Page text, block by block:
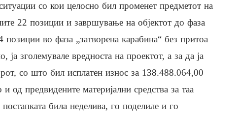
со кои целосно бил променет предметот на
22 позиции и завршување на објектот до фаза
во фаза „затворена карабина“ без притоа
зголемувале вредноста на проектот, а за да ја
со што бил исплатен износ за 138.488.064,00
од предвидените материјални средства за таа
била неделива, го поделиле и го